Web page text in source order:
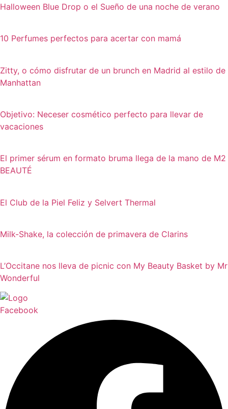
Halloween Blue Drop o el Sueño de una noche de verano
10 Perfumes perfectos para acertar con mamá
Zitty, o cómo disfrutar de un brunch en Madrid al estilo de
Manhattan
Objetivo: Neceser cosmético perfecto para llevar de
vacaciones
El primer sérum en formato bruma llega de la mano de M2
BEAUTÉ
El Club de la Piel Feliz y Selvert Thermal
Milk-Shake, la colección de primavera de Clarins
L’Occitane nos lleva de picnic con My Beauty Basket by Mr
Wonderful
Facebook